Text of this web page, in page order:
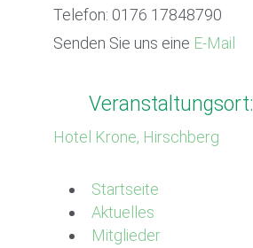
Telefon: 0176 17848790
Senden Sie uns eine E-Mail
Veranstaltungsort:
Hotel Krone, Hirschberg
Startseite
Aktuelles
Mitglieder